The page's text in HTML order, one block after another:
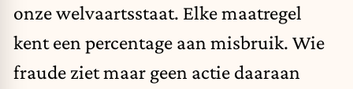
onze welvaartsstaat. Elke maatregel
kent een percentage aan misbruik. Wie
fraude ziet maar geen actie daaraan